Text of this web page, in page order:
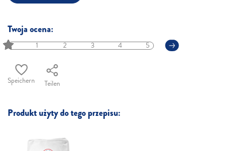
Twoja ocena:
1 2 3 4 5
Speichern Teilen
Produkt użyty do tego przepisu: